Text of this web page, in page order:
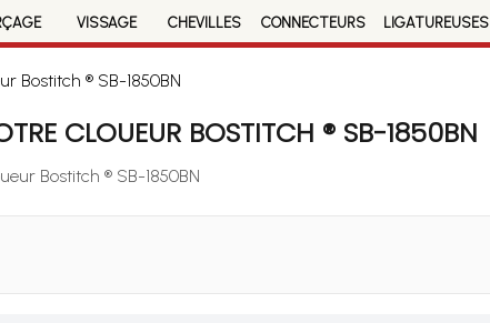
VISSAGE CHEVILLES CONNECTEURS LIGATUREUSES
Bostitch ® SB-1850BN
CLOUEUR BOSTITCH ® SB-1850BN
Bostitch ® SB-1850BN